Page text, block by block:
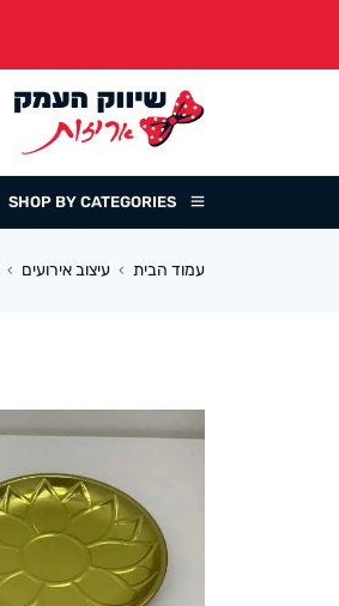
SHOP BY CATEGORIES
עמוד הבית › עיצוב אירועים ›